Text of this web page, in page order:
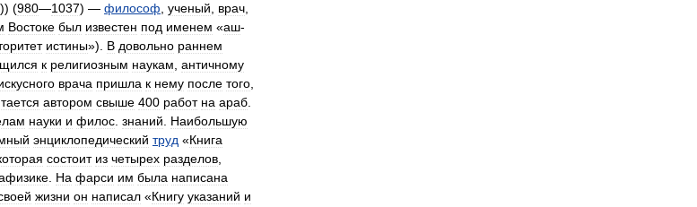
)) (980—1037) — философ ученый врач
Востоке был известен под именем «аш-
истины»). В довольно раннем
к религиозным наукам античному
врача пришла к нему после того
автором свыше 400 работ на араб
науки и филос знаний
Наибольшую
энциклопедический труд «Книга
состоит из четырех разделов
На фарси им была написана
жизни он написал «Книгу указаний и